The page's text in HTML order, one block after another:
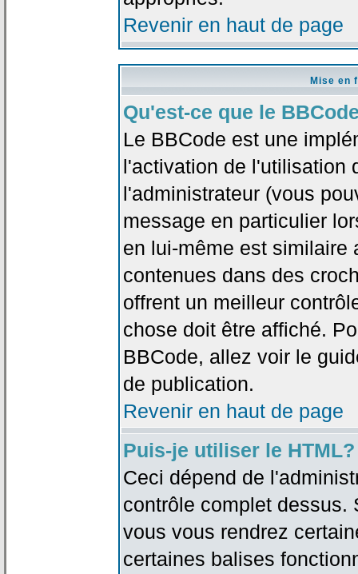
Revenir en haut de page
Mise en
Qu'est-ce que le
Le BBCode est une
l'activation de l'utilisation
l'administrateur (vous
message en particulier
en lui-même est similaire
contenues dans des
offrent un meilleur
chose doit être affiché.
BBCode, allez voir le
de publication.
Revenir en haut de page
Puis-je utiliser le HTML?
Ceci dépend de
contrôle complet dessus.
vous vous rendrez
certaines balises